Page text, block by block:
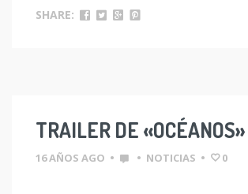
SHARE:
TRAILER DE «OCÉANOS»
16 AÑOS AGO • • NOTICIAS • 0